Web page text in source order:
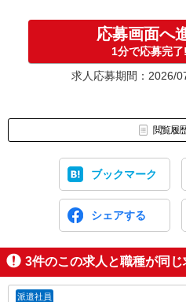
応募画面へ
1分で応募完
求人応募期間：2026/
閲覧履
ブックマーク
シェアする
3件のこの求人と職種が同じ
派遣社員